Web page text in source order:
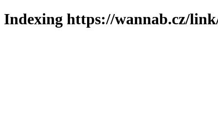
Indexing https://wannab.cz/